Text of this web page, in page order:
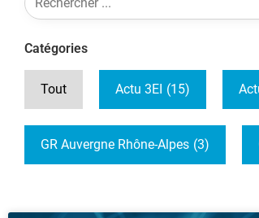
Catégories
Tout Actu 3EI (15)
GR Auvergne Rhône-Alpes (3)